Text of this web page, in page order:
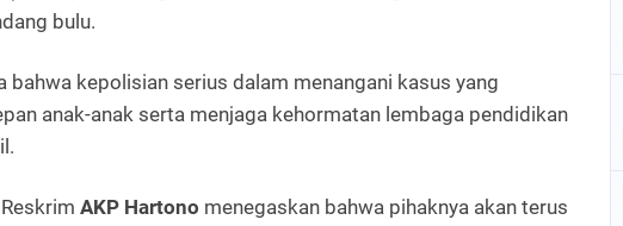
bulu.
bahwa kepolisian serius dalam menangani kasus yang
anak-anak serta menjaga kehormatan lembaga pendidikan
AKP Hartono menegaskan bahwa pihaknya akan terus